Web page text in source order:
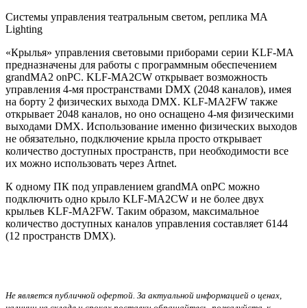
Системы управления театральным светом, реплика MA
Lighting
«Крылья» управления световыми приборами серии KLF-MA
предназначены для работы с программным обеспечением
grandMA2 onPC. KLF-MA2CW открывает возможность
управления 4-мя пространствами DMX (2048 каналов), имея
на борту 2 физических выхода DMX. KLF-MA2FW также
открывает 2048 каналов, но оно оснащено 4-мя физическими
выходами DMX. Использование именно физических выходов
не обязательно, подключение крыла просто открывает
количество доступных пространств, при необходимости все
их можно использовать через Artnet.
К одному ПК под управлением grandMA onPC можно
подключить одно крыло KLF-MA2CW и не более двух
крыльев KLF-MA2FW. Таким образом, максимальное
количество доступных каналов управления составляет 6144
(12 пространств DMX).
Не является публичной офертой. За актуальной информацией о ценах,